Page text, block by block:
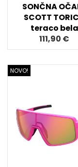
SONČNA
SCOTT
teraco bela
111,90 €
NOVO!